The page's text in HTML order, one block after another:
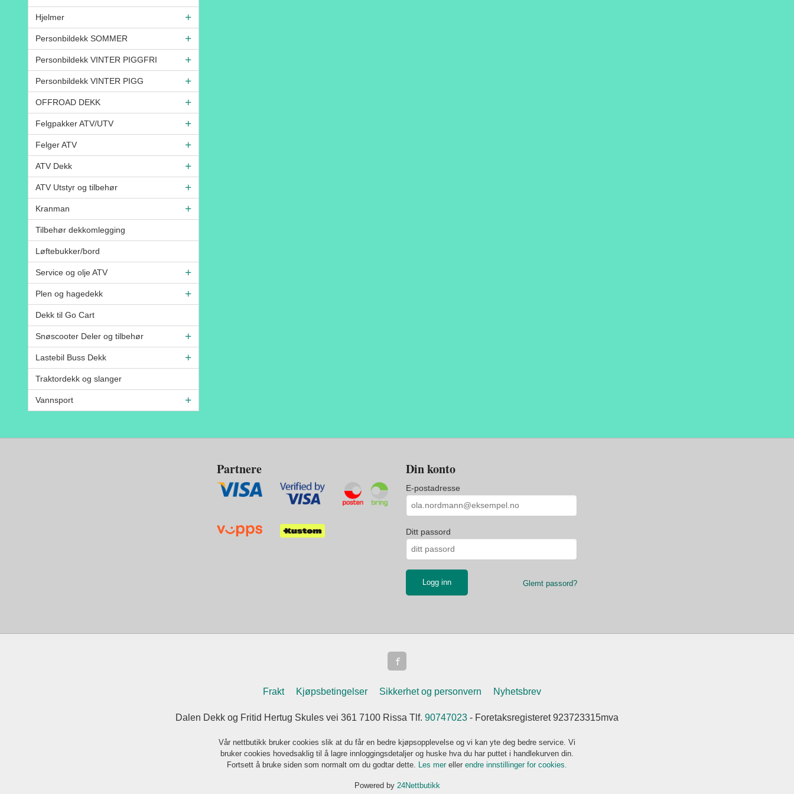
Hjelmer
Personbildekk SOMMER
Personbildekk VINTER PIGGFRI
Personbildekk VINTER PIGG
OFFROAD DEKK
Felgpakker ATV/UTV
Felger ATV
ATV Dekk
ATV Utstyr og tilbehør
Kranman
Tilbehør dekkomlegging
Løftebukker/bord
Service og olje ATV
Plen og hagedekk
Dekk til Go Cart
Snøscooter Deler og tilbehør
Lastebil Buss Dekk
Traktordekk og slanger
Vannsport
Partnere Din konto
E-postadresse
Ditt passord
Glemt passord?
Frakt Kjøpsbetingelser Sikkerhet og personvern Nyhetsbrev
Dalen Dekk og Fritid Hertug Skules vei 361 7100 Rissa Tlf. 90747023 - Foretaksregisteret 923723315mva
Vår nettbutikk bruker cookies slik at du får en bedre kjøpsopplevelse og vi kan yte deg bedre service. Vi
bruker cookies hovedsaklig til å lagre innloggingsdetaljer og huske hva du har puttet i handlekurven din.
Fortsett å bruke siden som normalt om du godtar dette.
Les mer eller endre innstillinger for cookies.
Powered by 24Nettbutikk